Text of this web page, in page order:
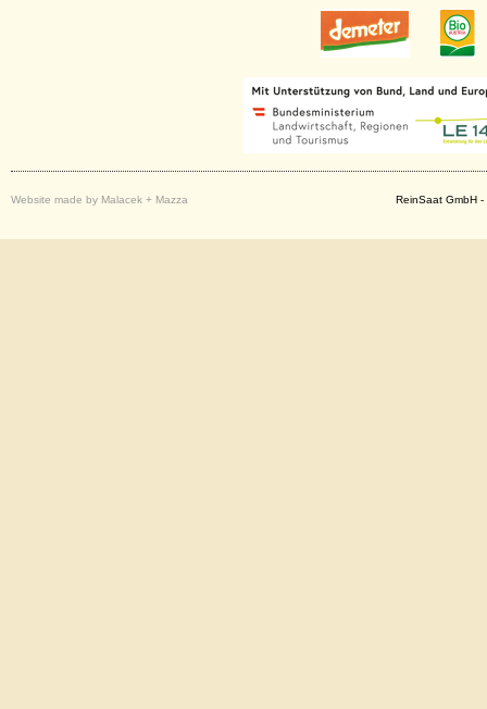
Website made by Malacek + Mazza ReinSaat GmbH